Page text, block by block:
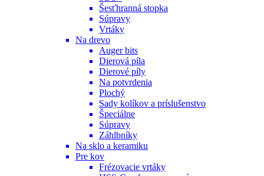
Šesťhranná stopka
Súpravy
Vrtáky
Na drevo
Auger bits
Dierová píla
Dierové píly
Na potvrdenia
Plochý
Sady kolíkov a príslušenstvo
Špeciálne
Súpravy
Záhlbníky
Na sklo a keramiku
Pre kov
Frézovacie vrtáky